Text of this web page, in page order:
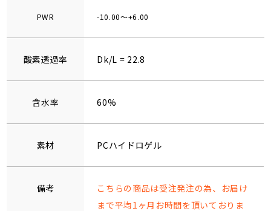
PWR -10.00～+6.00
酸素透過率 Dk/L = 22.8
含水率 60%
素材 PCハイドロゲル
備考
こちらの商品は受注発注の為、お届け
まで平均1ヶ月お時間を頂いておりま